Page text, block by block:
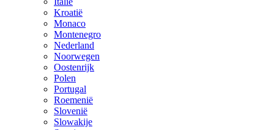
Kroatië
Monaco
Montenegro
Nederland
Noorwegen
Oostenrijk
Polen
Portugal
Roemenië
Slovenië
Slowakije